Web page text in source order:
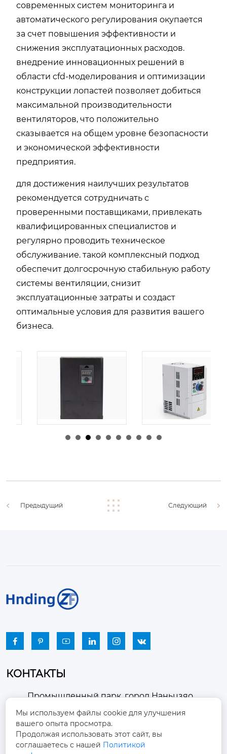
современных систем мониторинга и
автоматического регулирования окупается
за счет повышения эффективности и
снижения эксплуатационных расходов.
внедрение инновационных решений в
области cfd-моделирования и оптимизации
конструкции лопастей позволяет добиться
максимальной производительности
вентиляторов, что положительно
сказывается на общем уровне безопасности
и экономической эффективности
предприятия.
для достижения наилучших результатов
рекомендуется сотрудничать с
проверенными поставщиками, привлекать
квалифицированных специалистов и
регулярно проводить техническое
обслуживание. такой комплексный подход
обеспечит долгосрочную стабильную работу
системы вентиляции, снизит
эксплуатационные затраты и создаст
оптимальные условия для развития вашего
бизнеса.
由admin |29 1 月,
2026
由 admin
Предыдущий Следующий
     
КОНТАКТЫ

Промышленный парк, город Наньцзяо,
район Чжоуцунь, город Цзыбо, провинция
Шаньдун
 winston-xu@hengdingfan.com
Мы используем файлы cookie для улучшения
вашего опыта просмотра.
Продолжая использовать этот сайт, вы
соглашаетесь с нашей Политикой